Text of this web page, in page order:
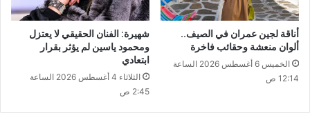
أناقة لجين عمران في الصيف..
ألوان منعشة وحقائب فاخرة
الخميس 6 أغسطس 2026 الساعة
12:14 ص
شهيرة: الفنان الحقيقي لا يعتزل
ومحمود ياسين لم يؤثر بقرار
ابتعادي
الثلاثاء 4 أغسطس 2026 الساعة
2:45 ص